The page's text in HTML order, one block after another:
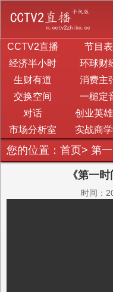
CCTV2直播 节目表
经济半小时
环球财
生财有道
消费主
交换空间
一槌定
对话
创业英
市场分析室
实战商
您的位置： 首页> 第
《第一
时间：